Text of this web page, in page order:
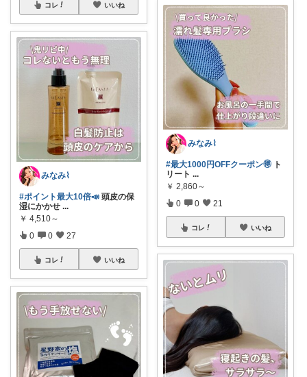
コレ いいね
みなみ⌇
#ポイント最大10倍📣 頭皮の保
湿にかかせ ...
￥ 4,510～
0 0 27
コレ いいね
みなみ⌇
#最大1000円OFFクーポン🉐 ト
リート ...
￥ 2,860～
0 0 21
コレ いいね